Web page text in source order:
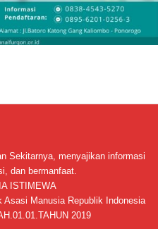
Sekitarnya, menyajikan informasi
dan bermanfaat.
ISTIMEWA
Asasi Manusia Republik Indonesia
2019